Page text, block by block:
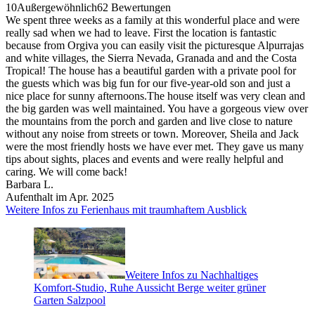
10Außergewöhnlich62 Bewertungen
We spent three weeks as a family at this wonderful place and were
really sad when we had to leave. First the location is fantastic
because from Orgiva you can easily visit the picturesque Alpurrajas
and white villages, the Sierra Nevada, Granada and and the Costa
Tropical! The house has a beautiful garden with a private pool for
the guests which was big fun for our five-year-old son and just a
nice place for sunny afternoons.The house itself was very clean and
the big garden was well maintained. You have a gorgeous view over
the mountains from the porch and garden and live close to nature
without any noise from streets or town. Moreover, Sheila and Jack
were the most friendly hosts we have ever met. They gave us many
tips about sights, places and events and were really helpful and
caring. We will come back!
Barbara L.
Aufenthalt im Apr. 2025
Weitere Infos zu Ferienhaus mit traumhaftem Ausblick
Weitere Infos zu Nachhaltiges
Komfort-Studio, Ruhe Aussicht Berge weiter grüner
Garten Salzpool